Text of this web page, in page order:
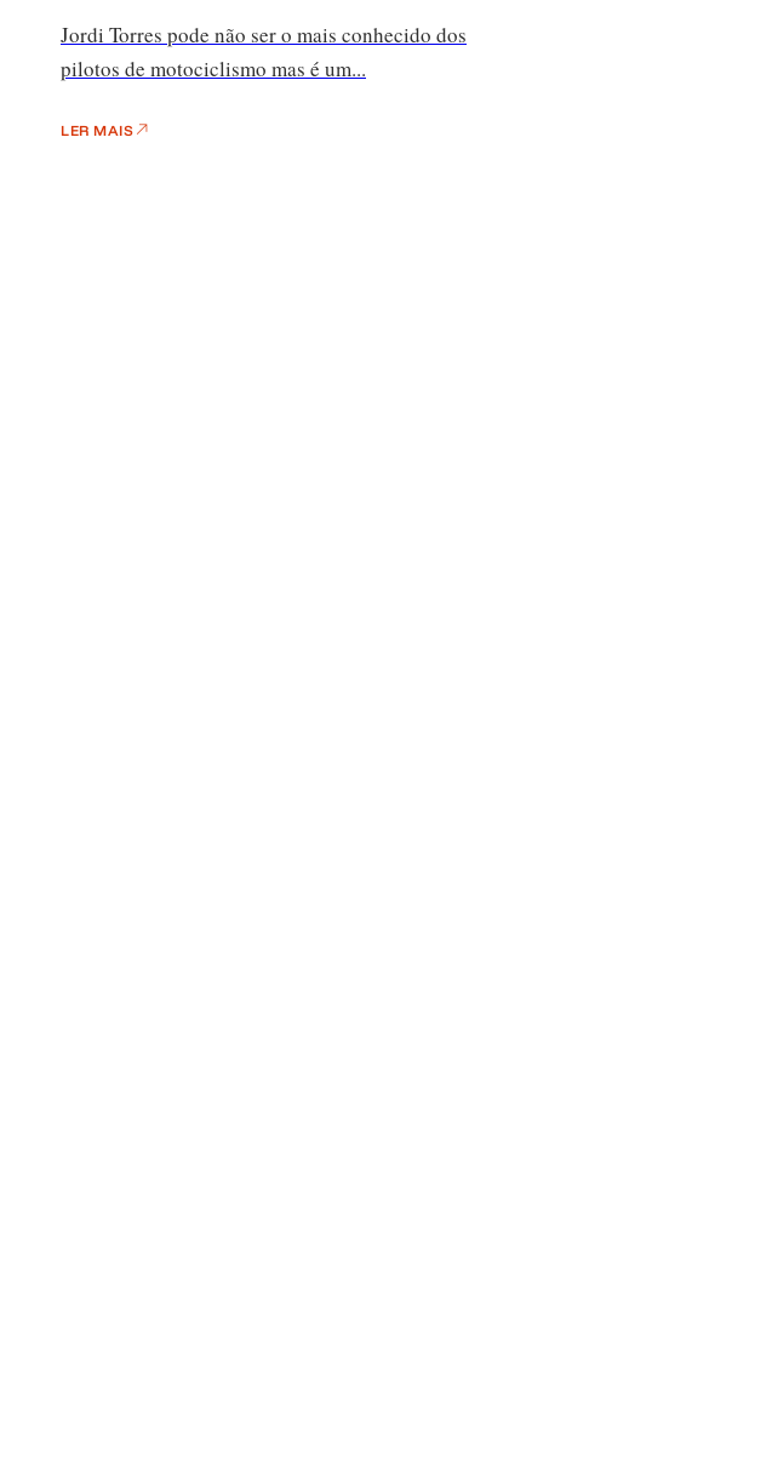
Jordi Torres pode não ser o mais conhecido dos
pilotos de motociclismo mas é um...
LER MAIS